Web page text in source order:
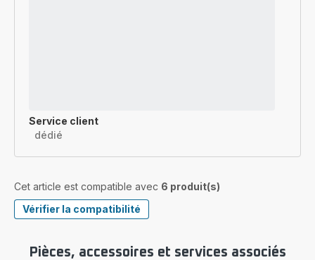
Service client
dédié
Cet article est compatible avec 6 produit(s)
Vérifier la compatibilité
Pièces, accessoires et services associés